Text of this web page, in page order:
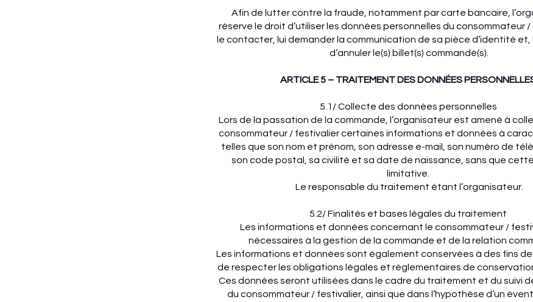
Afin de lutter contre la fraude, notamment par carte bancaire,
réserve le droit d’utiliser les données personnelles du consommateur
le contacter, lui demander la communication de sa pièce d’identité et,
d’annuler le(s) billet(s) commandé(s).
ARTICLE 5 – TRAITEMENT DES DONNÉES
5.1/ Collecte des données personnelles
Lors de la passation de la commande, l’organisateur est amené à
consommateur / festivalier certaines informations et données à
telles que son nom et prénom, son adresse e-mail, son numéro de
son code postal, sa civilité et sa date de naissance, sans que
limitative.
Le responsable du traitement étant l’organisateur.
5.2/ Finalités et bases légales du traitement
Les informations et données concernant le consommateur /
nécessaires à la gestion de la commande et de la relation
Les informations et données sont également conservées à des fins
de respecter les obligations légales et réglementaires de
Ces données seront utilisées dans le cadre du traitement et du suivi
du consommateur / festivalier, ainsi que dans l’hypothèse d’un